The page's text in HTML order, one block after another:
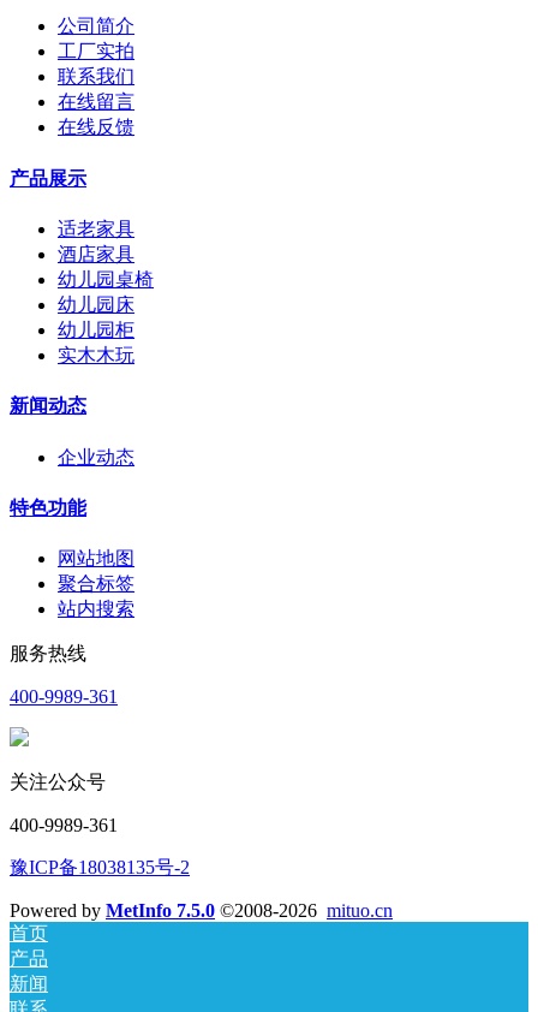
公司简介
工厂实拍
联系我们
在线留言
在线反馈
产品展示
适老家具
酒店家具
幼儿园桌椅
幼儿园床
幼儿园柜
实木木玩
新闻动态
企业动态
特色功能
网站地图
聚合标签
站内搜索
服务热线
400-9989-361
关注公众号
400-9989-361
豫ICP备18038135号-2
Powered by MetInfo 7.5.0 ©2008-2026 mituo.cn
首页
产品
新闻